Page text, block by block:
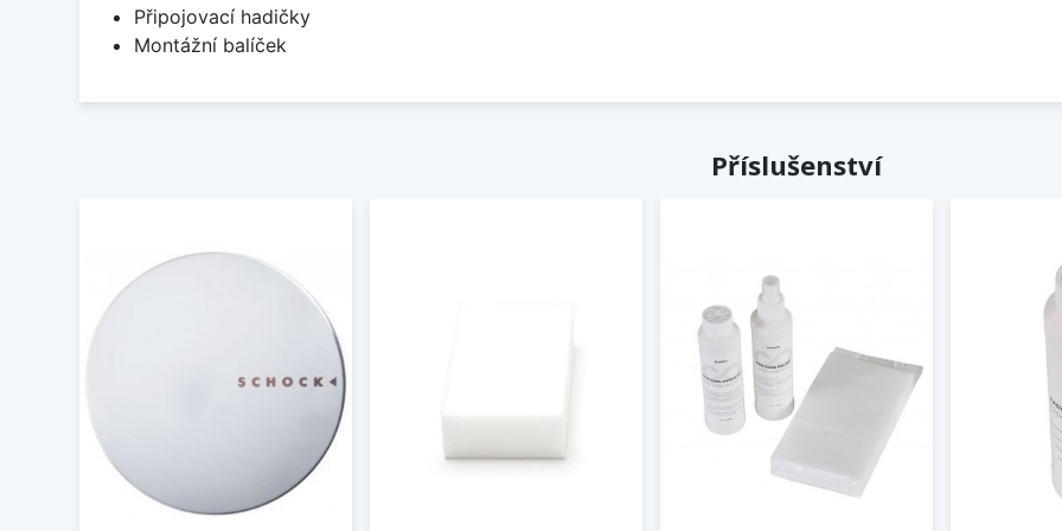
Připojovací hadičky
Montážní balíček
Příslušenství